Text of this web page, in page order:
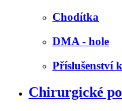
Chodítka
DMA - hole
Příslušenství
Chirurgické